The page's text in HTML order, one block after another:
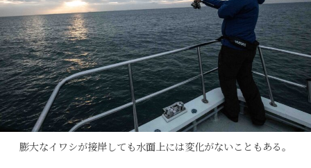
膨大なイワシが接岸しても水面上には変化がないこともある。